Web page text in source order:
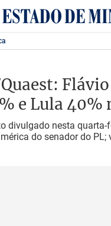
e Lula 40%
divulgado nesta
do senador do PL;